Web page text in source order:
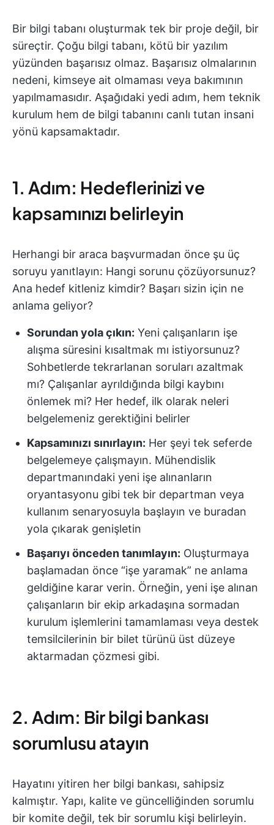
Bir bilgi tabanı oluşturmak tek bir proje değil, bir
süreçtir. Çoğu bilgi tabanı, kötü bir yazılım
yüzünden başarısız olmaz. Başarısız olmalarının
nedeni, kimseye ait olmaması veya bakımının
yapılmamasıdır. Aşağıdaki yedi adım, hem teknik
kurulum hem de bilgi tabanını canlı tutan insani
yönü kapsamaktadır.
1. Adım: Hedeflerinizi ve
kapsamınızı belirleyin
Herhangi bir araca başvurmadan önce şu üç
soruyu yanıtlayın: Hangi sorunu çözüyorsunuz?
Ana hedef kitleniz kimdir? Başarı sizin için ne
anlama geliyor?
Sorundan yola çıkın: Yeni çalışanların işe
alışma süresini kısaltmak mı istiyorsunuz?
Sohbetlerde tekrarlanan soruları azaltmak
mı? Çalışanlar ayrıldığında bilgi kaybını
önlemek mi? Her hedef, ilk olarak neleri
belgelemeniz gerektiğini belirler
Kapsamınızı sınırlayın: Her şeyi tek seferde
belgelemeye çalışmayın. Mühendislik
departmanındaki yeni işe alınanların
oryantasyonu gibi tek bir departman veya
kullanım senaryosuyla başlayın ve buradan
yola çıkarak genişletin
Başarıyı önceden tanımlayın: Oluşturmaya
başlamadan önce “işe yaramak” ne anlama
geldiğine karar verin. Örneğin, yeni işe alınan
çalışanların bir ekip arkadaşına sormadan
kurulum işlemlerini tamamlaması veya destek
temsilcilerinin bir bilet türünü üst düzeye
aktarmadan çözmesi gibi.
2. Adım: Bir bilgi bankası
sorumlusu atayın
Hayatını yitiren her bilgi bankası, sahipsiz
kalmıştır. Yapı, kalite ve güncelliğinden sorumlu
bir komite değil, tek bir sorumlu kişi belirleyin.